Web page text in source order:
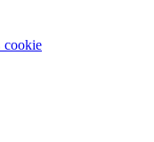
cookie